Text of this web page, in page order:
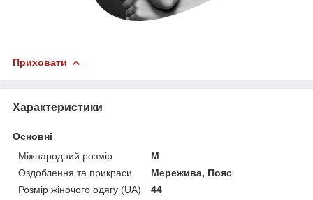
Приховати
Характеристики
Основні
Міжнародний розмір
M
Оздоблення та прикраси
Мережива, Пояс
Розмір жіночого одягу (UA)
44